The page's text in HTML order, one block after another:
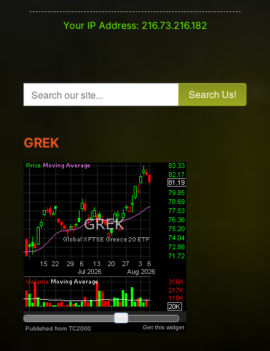
Your IP Address: 216.73.216.182
Search our site...
GREK